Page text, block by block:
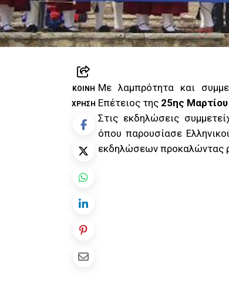
ΚΟΙΝΉ
ΧΡΉΣΗ
Με λαμπρότητα και
Επέτειος της 25ης
Στις εκδηλώσεις
όπου παρουσίασε
εκδηλώσεων προκαλώντας